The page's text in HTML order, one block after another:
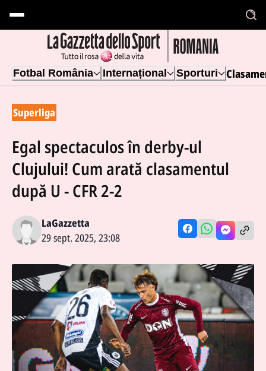
Fotbal România Internațional Sporturi
Superliga
Egal spectaculos în derby-ul
Clujului! Cum arată clasamentul
după U - CFR 2-2
LaGazzetta
29 sept. 2025, 23:08